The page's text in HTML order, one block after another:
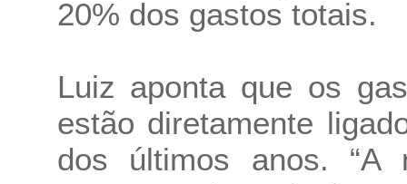
20% dos gastos totais.
Luiz aponta que os
estão diretamente
dos últimos anos. “A